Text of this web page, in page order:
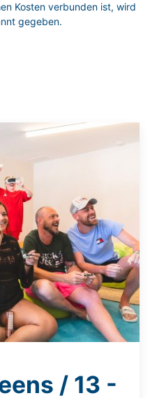
Kosten verbunden ist, wird
gegeben.
/ 13 -